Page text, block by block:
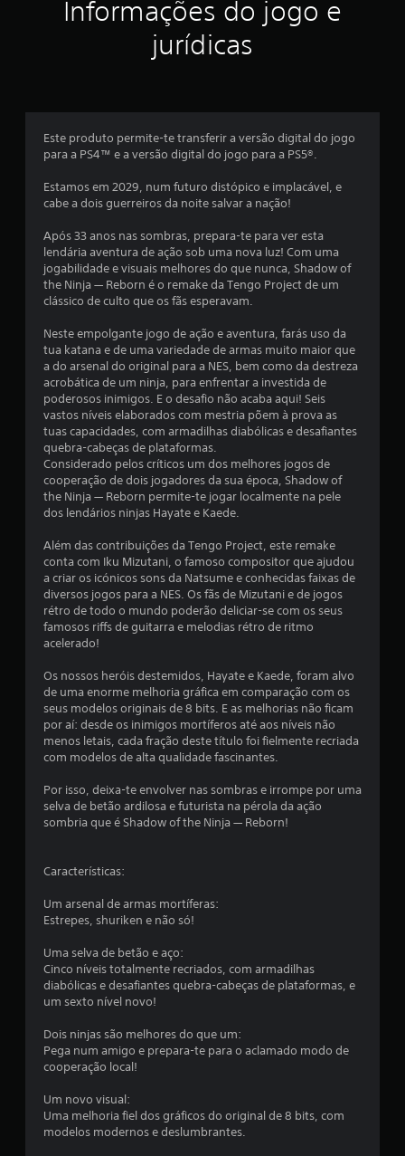
a
e
8
2
c
l
s
i
f
i
a
ç
õ
s
Informações do jogo e
jurídicas
Este produto permite-te transferir a versão digital do jogo
para a PS4™ e a versão digital do jogo para a PS5®.
Estamos em 2029, num futuro distópico e implacável, e
cabe a dois guerreiros da noite salvar a nação!
Após 33 anos nas sombras, prepara-te para ver esta
lendária aventura de ação sob uma nova luz! Com uma
jogabilidade e visuais melhores do que nunca, Shadow of
the Ninja — Reborn é o remake da Tengo Project de um
clássico de culto que os fãs esperavam.
Neste empolgante jogo de ação e aventura, farás uso da
tua katana e de uma variedade de armas muito maior que
a do arsenal do original para a NES, bem como da destreza
acrobática de um ninja, para enfrentar a investida de
poderosos inimigos. E o desafio não acaba aqui! Seis
vastos níveis elaborados com mestria põem à prova as
tuas capacidades, com armadilhas diabólicas e desafiantes
quebra-cabeças de plataformas.
Considerado pelos críticos um dos melhores jogos de
cooperação de dois jogadores da sua época, Shadow of
the Ninja — Reborn permite-te jogar localmente na pele
dos lendários ninjas Hayate e Kaede.
Além das contribuições da Tengo Project, este remake
conta com Iku Mizutani, o famoso compositor que ajudou
a criar os icónicos sons da Natsume e conhecidas faixas de
diversos jogos para a NES. Os fãs de Mizutani e de jogos
rétro de todo o mundo poderão deliciar-se com os seus
famosos riffs de guitarra e melodias rétro de ritmo
acelerado!
Os nossos heróis destemidos, Hayate e Kaede, foram alvo
de uma enorme melhoria gráfica em comparação com os
seus modelos originais de 8 bits. E as melhorias não ficam
por aí: desde os inimigos mortíferos até aos níveis não
menos letais, cada fração deste título foi fielmente recriada
com modelos de alta qualidade fascinantes.
Por isso, deixa-te envolver nas sombras e irrompe por uma
selva de betão ardilosa e futurista na pérola da ação
sombria que é Shadow of the Ninja — Reborn!
Características:
Um arsenal de armas mortíferas:
Estrepes, shuriken e não só!
Uma selva de betão e aço:
Cinco níveis totalmente recriados, com armadilhas
diabólicas e desafiantes quebra-cabeças de plataformas, e
um sexto nível novo!
Dois ninjas são melhores do que um:
Pega num amigo e prepara-te para o aclamado modo de
cooperação local!
Um novo visual:
Uma melhoria fiel dos gráficos do original de 8 bits, com
modelos modernos e deslumbrantes.